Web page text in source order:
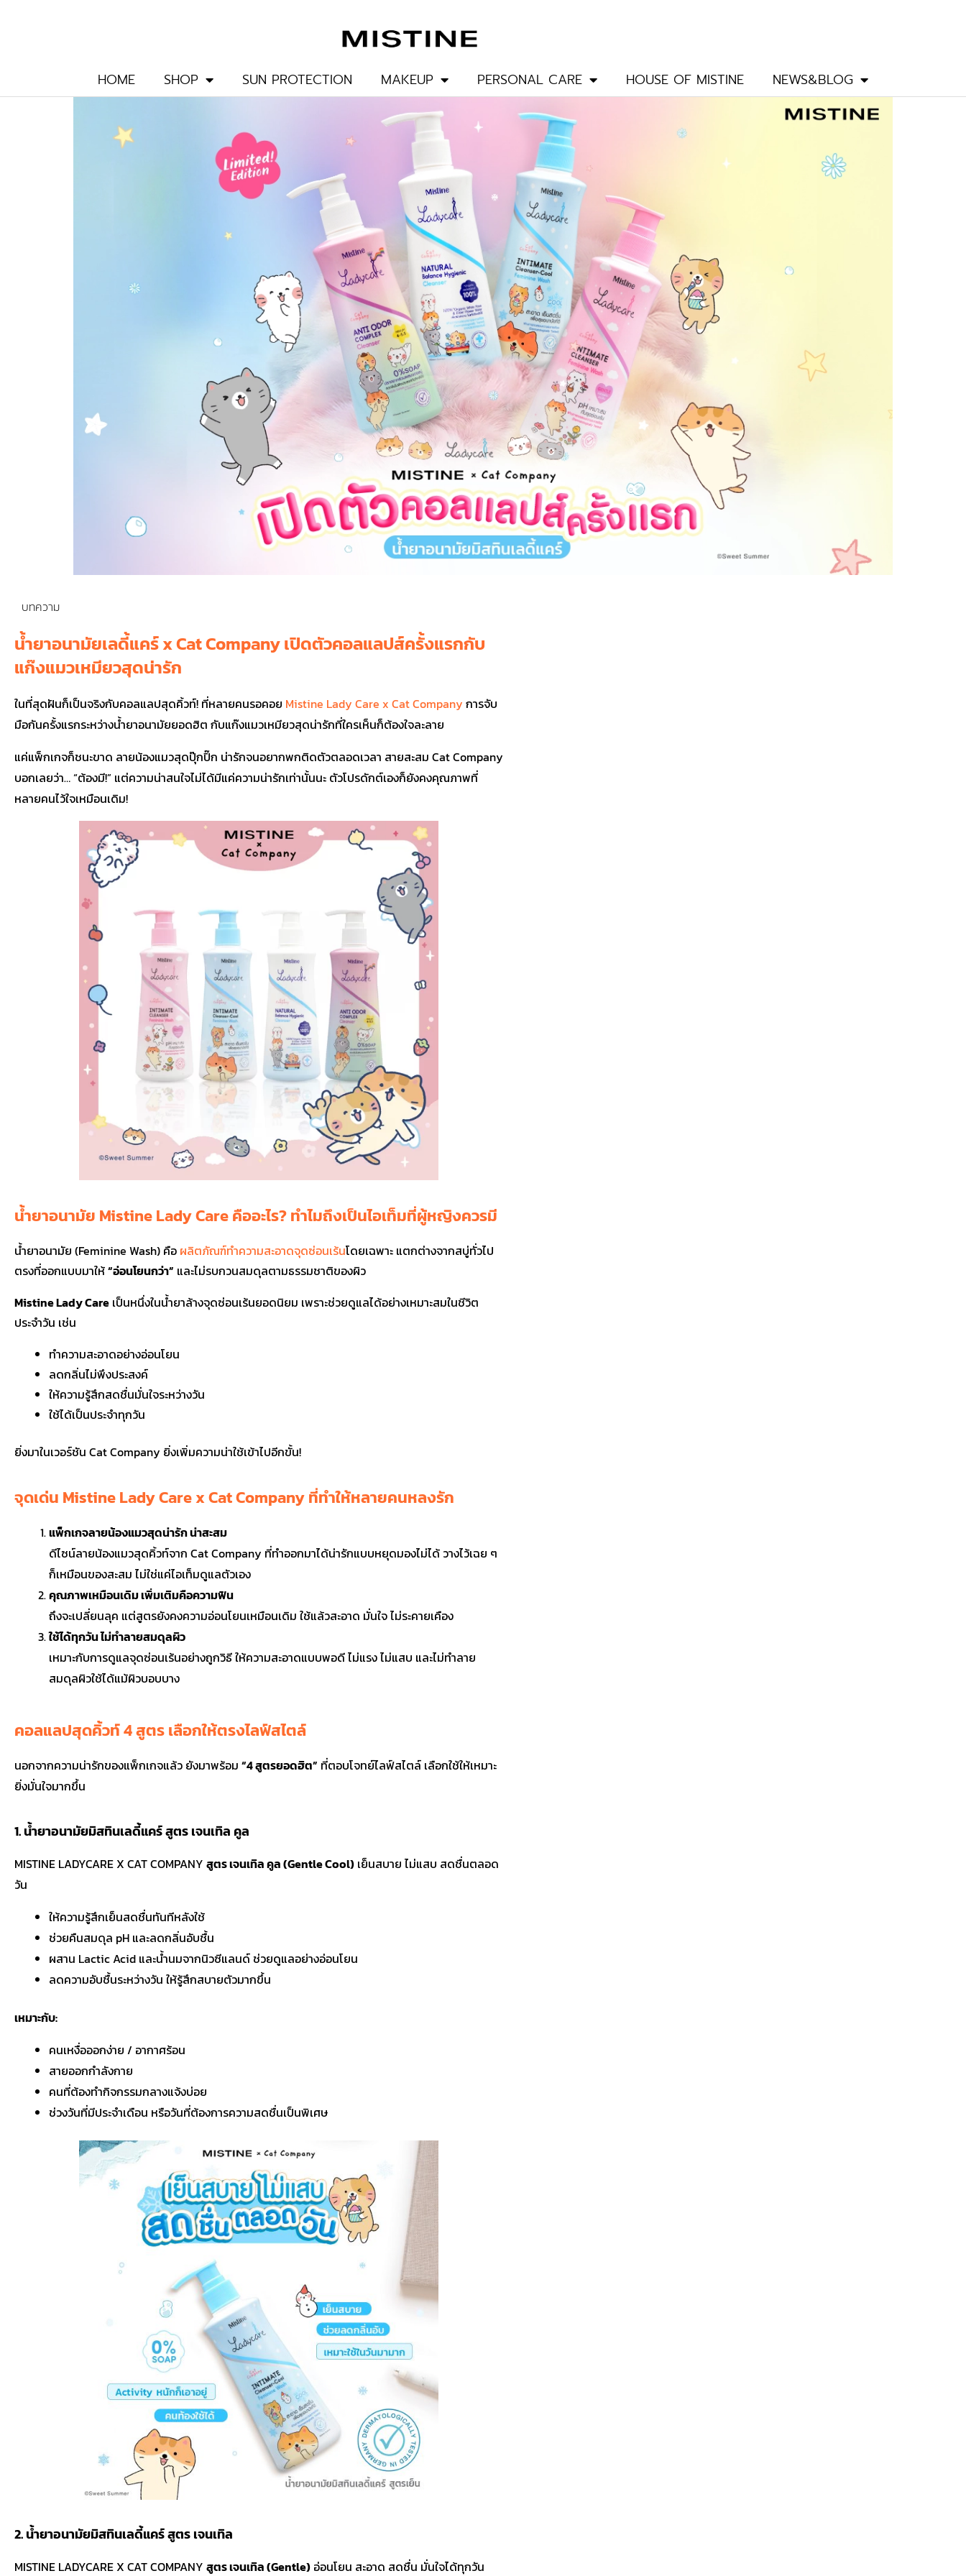
HOME SHOP SUN PROTECTION MAKEUP PERSONAL CARE HOUSE OF MISTINE NEWS&BLOG
บทความ
น้ำยาอนามัยเลดี้แคร์ x Cat Company เปิดตัวคอลแลปส์ครั้งแรกกับ
แก๊งแมวเหมียวสุดน่ารัก
ในที่สุดฝันก็เป็นจริงกับคอลแลปสุดคิ้วท์! ที่หลายคนรอคอย Mistine Lady Care x Cat Company การจับ
มือกันครั้งแรกระหว่างน้ำยาอนามัยยอดฮิต กับแก๊งแมวเหมียวสุดน่ารักที่ใครเห็นก็ต้องใจละลาย
แค่แพ็กเกจก็ชนะขาด ลายน้องแมวสุดปุ๊กปิ๊ก น่ารักจนอยากพกติดตัวตลอดเวลา สายสะสม Cat Company
บอกเลยว่า… “ต้องมี!” แต่ความน่าสนใจไม่ได้มีแค่ความน่ารักเท่านั้นนะ ตัวโปรดักต์เองก็ยังคงคุณภาพที่
หลายคนไว้ใจเหมือนเดิม!
น้ำยาอนามัย Mistine Lady Care คืออะไร? ทำไมถึงเป็นไอเท็มที่ผู้หญิงควรมี
น้ำยาอนามัย (Feminine Wash) คือ ผลิตภัณฑ์ทำความสะอาดจุดซ่อนเร้นโดยเฉพาะ แตกต่างจากสบู่ทั่วไป
ตรงที่ออกแบบมาให้“อ่อนโยนกว่า” และไม่รบกวนสมดุลตามธรรมชาติของผิว
Mistine Lady Care เป็นหนึ่งในน้ำยาล้างจุดซ่อนเร้นยอดนิยม เพราะช่วยดูแลได้อย่างเหมาะสมในชีวิต
ประจำวัน เช่น
ทำความสะอาดอย่างอ่อนโยน
ลดกลิ่นไม่พึงประสงค์
ให้ความรู้สึกสดชื่นมั่นใจระหว่างวัน
ใช้ได้เป็นประจำทุกวัน
ยิ่งมาในเวอร์ชัน Cat Company ยิ่งเพิ่มความน่าใช้เข้าไปอีกขั้น!
จุดเด่น Mistine Lady Care x Cat Company ที่ทำให้หลายคนหลงรัก
แพ็กเกจลายน้องแมวสุดน่ารัก น่าสะสม
ดีไซน์ลายน้องแมวสุดคิ้วท์จาก Cat Company ที่ทำออกมาได้น่ารักแบบหยุดมองไม่ได้ วางไว้เฉย ๆ
ก็เหมือนของสะสม ไม่ใช่แค่ไอเท็มดูแลตัวเอง
คุณภาพเหมือนเดิม เพิ่มเติมคือความฟิน
ถึงจะเปลี่ยนลุค แต่สูตรยังคงความอ่อนโยนเหมือนเดิม ใช้แล้วสะอาด มั่นใจ ไม่ระคายเคือง
ใช้ได้ทุกวัน ไม่ทำลายสมดุลผิว
เหมาะกับการดูแลจุดซ่อนเร้นอย่างถูกวิธี ให้ความสะอาดแบบพอดี ไม่แรง ไม่แสบ และไม่ทำลาย
สมดุลผิวใช้ได้แม้ผิวบอบบาง
คอลแลปสุดคิ้วท์ 4 สูตร เลือกให้ตรงไลฟ์สไตล์
นอกจากความน่ารักของแพ็กเกจแล้ว ยังมาพร้อม “4 สูตรยอดฮิต” ที่ตอบโจทย์ไลฟ์สไตล์ เลือกใช้ให้เหมาะ
ยิ่งมั่นใจมากขึ้น
1. น้ำยาอนามัยมิสทินเลดี้แคร์ สูตร เจนเทิล คูล
MISTINE LADYCARE X CAT COMPANY สูตร เจนเทิล คูล (Gentle Cool) เย็นสบาย ไม่แสบ สดชื่นตลอด
วัน
ให้ความรู้สึกเย็นสดชื่นทันทีหลังใช้
ช่วยคืนสมดุล pH และลดกลิ่นอับชื้น
ผสาน Lactic Acid และน้ำนมจากนิวซีแลนด์ ช่วยดูแลอย่างอ่อนโยน
ลดความอับชื้นระหว่างวัน ให้รู้สึกสบายตัวมากขึ้น
เหมาะกับ:
คนเหงื่อออกง่าย / อากาศร้อน
สายออกกำลังกาย
คนที่ต้องทำกิจกรรมกลางแจ้งบ่อย
ช่วงวันที่มีประจำเดือน หรือวันที่ต้องการความสดชื่นเป็นพิเศษ
2. น้ำยาอนามัยมิสทินเลดี้แคร์ สูตร เจนเทิล
MISTINE LADYCARE X CAT COMPANY สูตร เจนเทิล (Gentle) อ่อนโยน สะอาด สดชื่น มั่นใจได้ทุกวัน